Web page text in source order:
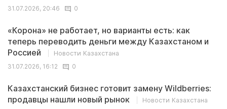
31.07.2026, 20:46
0
«Корона» не работает, но варианты есть: как
теперь переводить деньги между Казахстаном и
Россией
Новости Казахстана
31.07.2026, 16:12
0
Казахстанский бизнес готовит замену Wildberries:
продавцы нашли новый рынок
Новости Казахстана